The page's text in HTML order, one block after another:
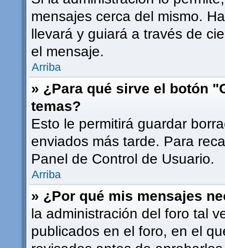
mensajes cerca del mismo.
llevará y guiará a través de
el mensaje.
Arriba
» ¿Para qué sirve el botón
temas?
Esto le permitirá guardar
enviados más tarde. Para
Panel de Control de Usuario.
Arriba
» ¿Por qué mis mensajes
la administración del foro tal
publicados en el foro, en el